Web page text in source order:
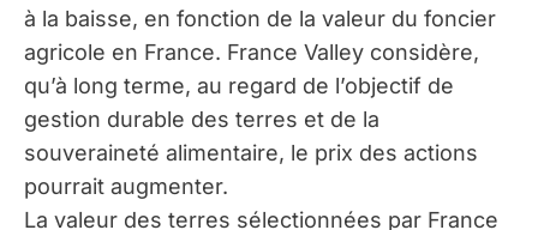
à la baisse, en fonction de la valeur du foncier
agricole en France. France Valley considère,
qu’à long terme, au regard de l’objectif de
gestion durable des terres et de la
souveraineté alimentaire, le prix des actions
pourrait augmenter.
La valeur des terres sélectionnées par France